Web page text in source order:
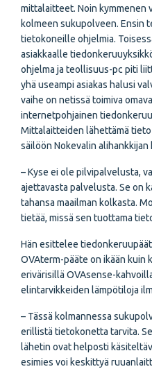
mittalaitteet. Noin kymmenen
kolmeen sukupolveen. Ensin
tieto­koneille ohjelmia.
asiakkaalle
ohjelma ja teollisuus-pc piti
yhä useampi asiakas halusi
vaihe on netissä toimiva
internetpohjainen
Mittalaitteiden lähettämä
säilöön Nokevalin
– Kyse ei ole pilvipalvelusta,
ajettavasta palvelusta. Se on
tahansa maailman kolkasta.
tietää, missä sen tuottama
Hän esittelee
OVAterm-pääte on ikään kuin
erivärisillä OVAsense-
elintarvikkeiden lämpötiloja
– Tässä kolmannessa
erillistä tietokonetta tarvita.
lähetin ovat helposti
esimies voi keskittyä